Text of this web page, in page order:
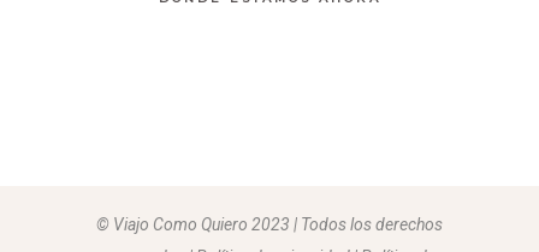
© Viajo Como Quiero 2023 | Todos los derechos